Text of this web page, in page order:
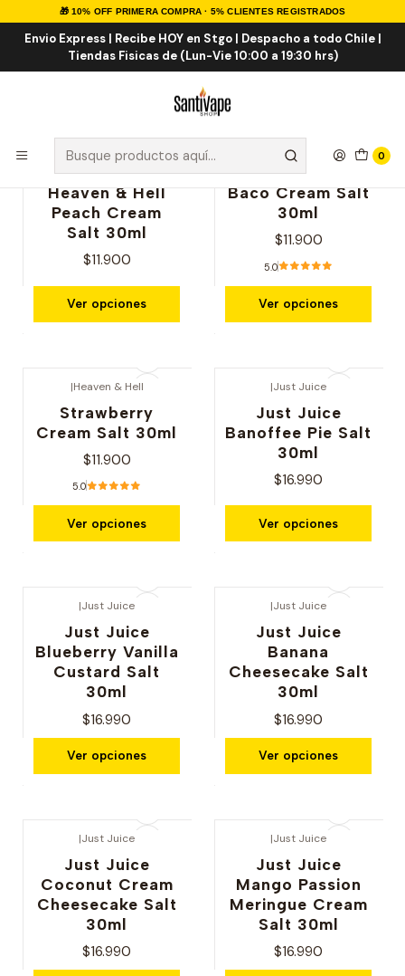
🎁 10% OFF PRIMERA COMPRA · 5% CLIENTES REGISTRADOS
Envio Express | Recibe HOY en Stgo | Despacho a todo Chile |
Tiendas Fisicas de (Lun-Vie 10:00 a 19:30 hrs)
0
Inicio Sales de Nicotina Salt Postre
Salt Postre
Heaven & Hell
Heaven & Hell
Peach Cream
Salt 30ml
$11.900
Ver opciones
Heaven & Hell
Baco Cream Salt
30ml
$11.900
5.0
Ver opciones
|Heaven & Hell
Strawberry
Cream Salt 30ml
$11.900
5.0
Ver opciones
|Just Juice
Just Juice
Banoffee Pie Salt
30ml
$16.990
Ver opciones
|Just Juice
Just Juice
Blueberry Vanilla
Custard Salt
30ml
$16.990
Ver opciones
|Just Juice
Just Juice
Banana
Cheesecake Salt
30ml
$16.990
Ver opciones
|Just Juice
Just Juice
Coconut Cream
Cheesecake Salt
30ml
$16.990
|Just Juice
Just Juice
Mango Passion
Meringue Cream
Salt 30ml
$16.990